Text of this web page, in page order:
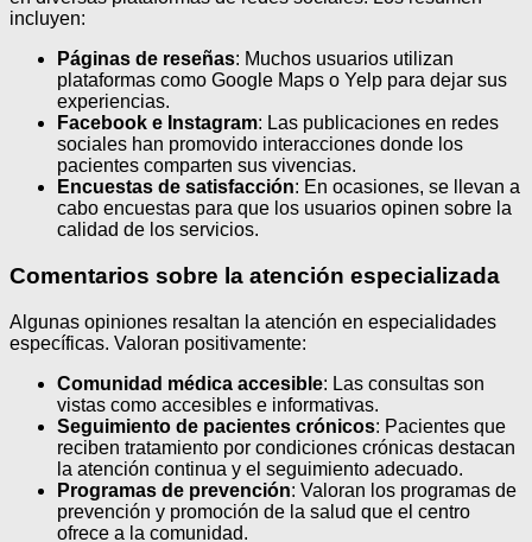
incluyen:
Páginas de reseñas: Muchos usuarios utilizan
plataformas como Google Maps o Yelp para dejar sus
experiencias.
Facebook e Instagram: Las publicaciones en redes
sociales han promovido interacciones donde los
pacientes comparten sus vivencias.
Encuestas de satisfacción: En ocasiones, se llevan a
cabo encuestas para que los usuarios opinen sobre la
calidad de los servicios.
Comentarios sobre la atención especializada
Algunas opiniones resaltan la atención en especialidades
específicas. Valoran positivamente:
Comunidad médica accesible: Las consultas son
vistas como accesibles e informativas.
Seguimiento de pacientes crónicos: Pacientes que
reciben tratamiento por condiciones crónicas destacan
la atención continua y el seguimiento adecuado.
Programas de prevención: Valoran los programas de
prevención y promoción de la salud que el centro
ofrece a la comunidad.